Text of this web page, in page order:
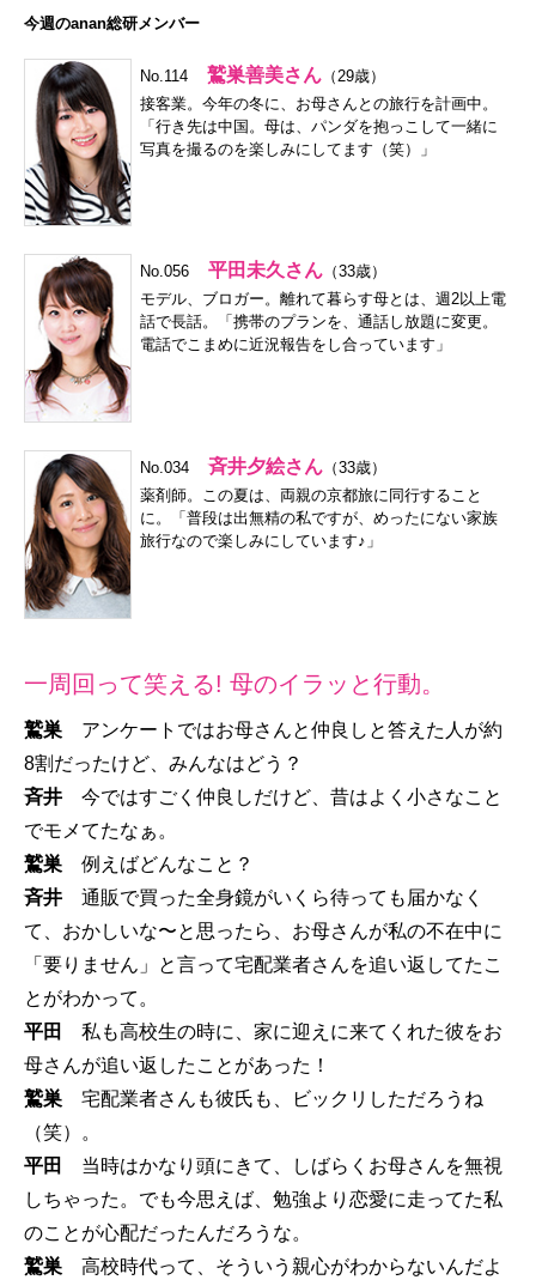
今週のanan総研メンバー
No.114 鷲巣善美さん （29歳）
接客業。今年の冬に、お母さんとの旅行を計画中。
「行き先は中国。母は、パンダを抱っこして一緒に
写真を撮るのを楽しみにしてます（笑）」
No.056 平田未久さん （33歳）
モデル、ブロガー。離れて暮らす母とは、週2以上電
話で長話。「携帯のプランを、通話し放題に変更。
電話でこまめに近況報告をし合っています」
No.034 斉井夕絵さん （33歳）
薬剤師。この夏は、両親の京都旅に同行すること
に。「普段は出無精の私ですが、めったにない家族
旅行なので楽しみにしています♪」
一周回って笑える! 母のイラッと行動。
鷲巣 アンケートではお母さんと仲良しと答えた人が約
8割だったけど、みんなはどう？
斉井 今ではすごく仲良しだけど、昔はよく小さなこと
でモメてたなぁ。
鷲巣 例えばどんなこと？
斉井 通販で買った全身鏡がいくら待っても届かなく
て、おかしいな〜と思ったら、お母さんが私の不在中に
「要りません」と言って宅配業者さんを追い返してたこ
とがわかって。
平田
私も高校生の時に、家に迎えに来てくれた彼をお
母さんが追い返したことがあった！
鷲巣 宅配業者さんも彼氏も、ビックリしただろうね
（笑）。
平田
当時はかなり頭にきて、しばらくお母さんを無視
しちゃった。でも今思えば、勉強より恋愛に走ってた私
のことが心配だったんだろうな。
鷲巣 高校時代って、そういう親心がわからないんだよ